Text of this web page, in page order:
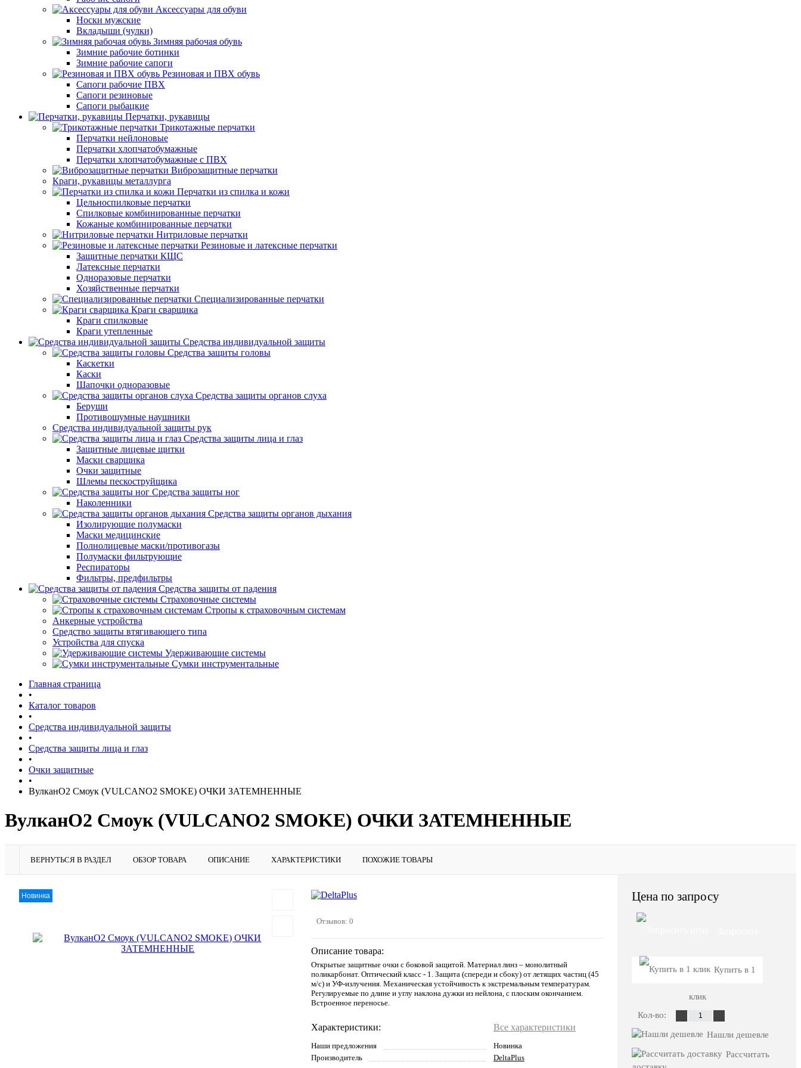
Аксессуары для обуви
Носки мужские
Вкладыши (чулки)
Зимняя рабочая обувь
Зимние рабочие ботинки
Зимние рабочие сапоги
Резиновая и ПВХ обувь
Сапоги рабочие ПВХ
Сапоги резиновые
Сапоги рыбацкие
Перчатки, рукавицы
Трикотажные перчатки
Перчатки нейлоновые
Перчатки хлопчатобумажные
Перчатки хлопчатобумажные с ПВХ
Виброзащитные перчатки
Краги, рукавицы металлурга
Перчатки из спилка и кожи
Цельноспилковые перчатки
Спилковые комбинированные перчатки
Кожаные комбинированные перчатки
Нитриловые перчатки
Резиновые и латексные перчатки
Защитные перчатки КЩС
Латексные перчатки
Одноразовые перчатки
Хозяйственные перчатки
Специализированные перчатки
Краги сварщика
Краги спилковые
Краги утепленные
Средства индивидуальной защиты
Средства защиты головы
Каскетки
Каски
Шапочки одноразовые
Средства защиты органов слуха
Беруши
Противошумные наушники
Средства индивидуальной защиты рук
Средства защиты лица и глаз
Защитные лицевые щитки
Маски сварщика
Очки защитные
Шлемы пескоструйщика
Средства защиты ног
Наколенники
Средства защиты органов дыхания
Изолирующие полумаски
Маски медицинские
Полнолицевые маски/противогазы
Полумаски фильтрующие
Респираторы
Фильтры, предфильтры
Средства защиты от падения
Страховочные системы
Стропы к страховочным системам
Анкерные устройства
Средство защиты втягивающего типа
Устройства для спуска
Удерживающие системы
Сумки инструментальные
Главная страница
•
Каталог товаров
•
Средства индивидуальной защиты
•
Средства защиты лица и глаз
•
Очки защитные
•
ВулканО2 Смоук (VULCANO2 SMOKE) ОЧКИ ЗАТЕМНЕННЫЕ
ВулканО2 Смоук (VULCANO2 SMOKE) ОЧКИ ЗАТЕМНЕННЫЕ
ВЕРНУТЬСЯ В РАЗДЕЛ ОБЗОР ТОВАРА ОПИСАНИЕ ХАРАКТЕРИСТИКИ ПОХОЖИЕ ТОВАРЫ
Новинка
Отзывов: 0
Описание товара:
Открытые защитные очки с боковой защитой. Материал линз – монолитный
поликарбонат. Оптический класс - 1. Защита (спереди и сбоку) от летящих частиц (45
м/с) и УФ-излучения. Механическая устойчивость к экстремальным температурам.
Регулируемые по длине и углу наклона дужки из нейлона, с плоским окончанием.
Встроенное переносье.
Характеристики: Все характеристики
Наши предложения
Новинка
Производитель
DeltaPlus
Цена по запросу
цену Купить в 1
клик
Кол-во:
Нашли дешевле
Рассчитать